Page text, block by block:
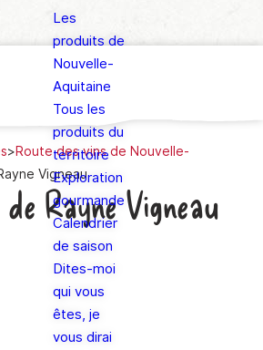
Les
produits de
Nouvelle-
Aquitaine
Tous les
produits du
territoire
Exploration
gourmande
Calendrier
de saison
Dites-moi
qui vous
êtes, je
vous dirai
>Route des vins de Nouvelle-
Vigneau
Rayne Vigneau